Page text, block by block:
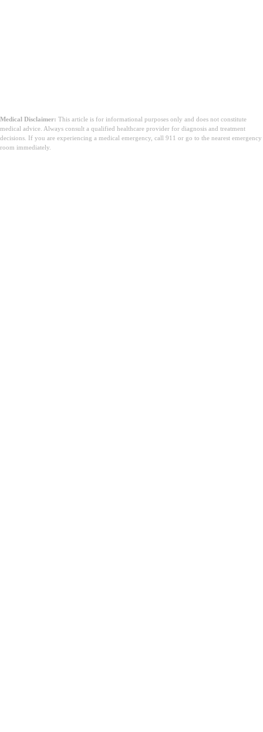
Medical Disclaimer: This article is for informational purposes only and does not constitute
medical advice. Always consult a qualified healthcare provider for diagnosis and treatment
decisions. If you are experiencing a medical emergency, call 911 or go to the nearest emergency
room immediately.